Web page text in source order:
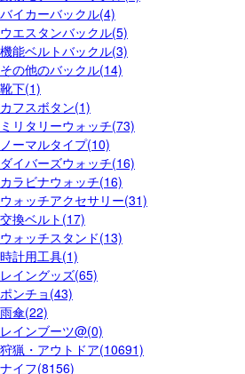
バイカーバックル(4)
ウエスタンバックル(5)
機能ベルトバックル(3)
その他のバックル(14)
靴下(1)
カフスボタン(1)
ミリタリーウォッチ(73)
ノーマルタイプ(10)
ダイバーズウォッチ(16)
カラビナウォッチ(16)
ウォッチアクセサリー(31)
交換ベルト(17)
ウォッチスタンド(13)
時計用工具(1)
レイングッズ(65)
ポンチョ(43)
雨傘(22)
レインブーツ@(0)
狩猟・アウトドア(10691)
ナイフ(8156)